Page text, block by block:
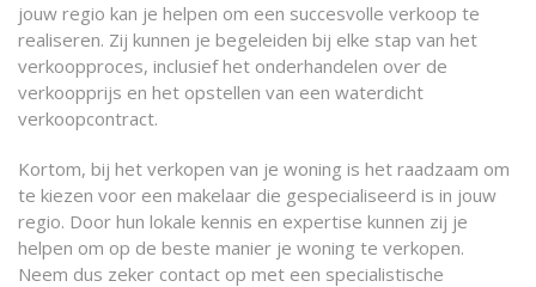
jouw regio kan je helpen om een succesvolle verkoop te
realiseren. Zij kunnen je begeleiden bij elke stap van het
verkoopproces, inclusief het onderhandelen over de
verkoopprijs en het opstellen van een waterdicht
verkoopcontract.
Kortom, bij het verkopen van je woning is het raadzaam om
te kiezen voor een makelaar die gespecialiseerd is in jouw
regio. Door hun lokale kennis en expertise kunnen zij je
helpen om op de beste manier je woning te verkopen.
Neem dus zeker contact op met een specialistische